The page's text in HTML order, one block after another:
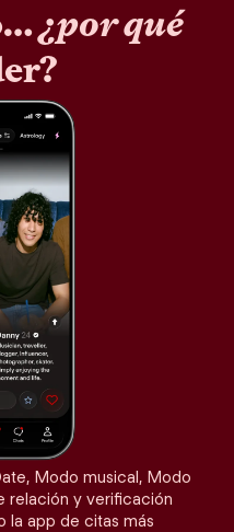
¿por qué
Modo musical, Modo
relación y verificación
la app de citas más